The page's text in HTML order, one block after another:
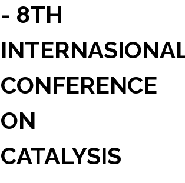
- 8TH
CONFERENCE
ON
CATALYSIS